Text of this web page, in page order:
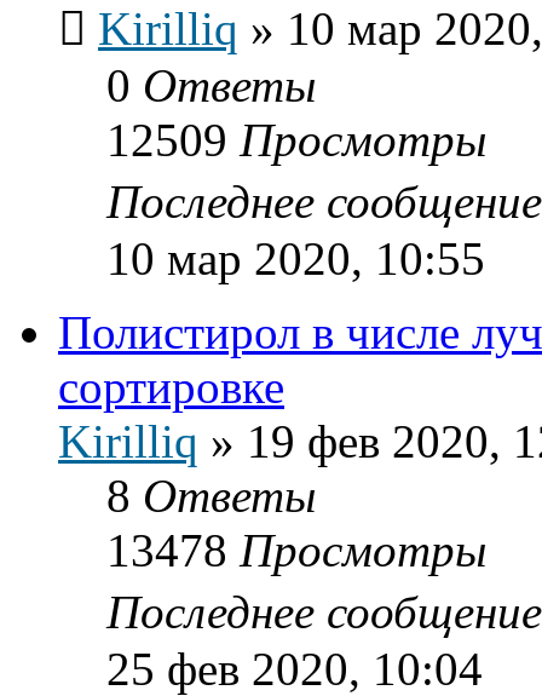
Kirilliq » 10 мар
0 Ответы
12509 Просмотры
Последнее
10 мар 2020, 10:55
Полистирол в числе
сортировке
Kirilliq » 19 фев 2020,
8 Ответы
13478 Просмотры
Последнее
25 фев 2020, 10:04